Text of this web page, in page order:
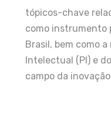
tópicos-chave
como instrumento
Brasil, bem como
Intelectual (PI) e
campo da